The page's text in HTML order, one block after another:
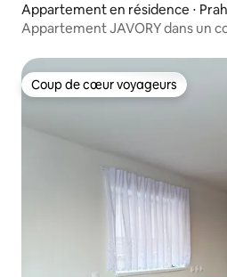
Appartement en résidence ⋅
Appartement JAVORY dans un
Coup de cœur voyageurs
Coup de cœur voyageurs